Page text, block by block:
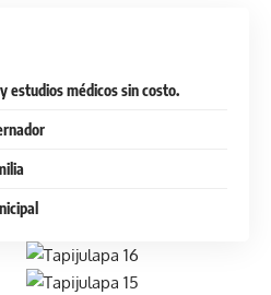
estudios médicos sin costo.